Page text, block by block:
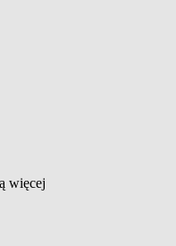
więcej